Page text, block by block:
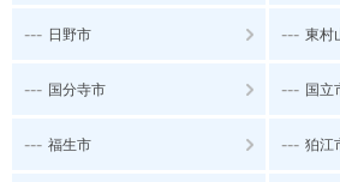
--- 日野市 --- 東村
--- 国分寺市 --- 国立
--- 福生市 --- 狛江